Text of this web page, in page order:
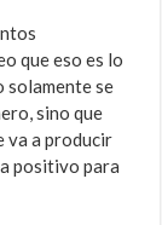
que eso es lo
solamente se
sino que
va a producir
positivo para